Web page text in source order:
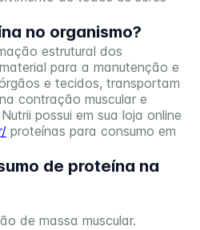
no organismo?
estrutural dos
para a manutenção e
e tecidos, transportam
contração muscular e
possui em sua loja online
proteínas para consumo em
de proteína na
de massa muscular.